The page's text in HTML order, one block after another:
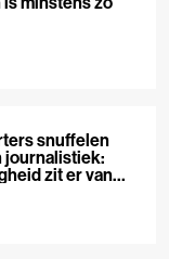
snuffelen
journalistiek:
zit er van